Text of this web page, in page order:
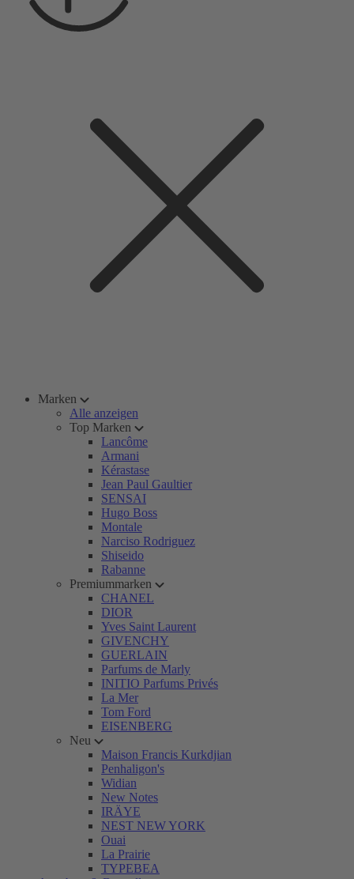
Marken
Alle anzeigen
Top Marken
Lancôme
Armani
Kérastase
Jean Paul Gaultier
SENSAI
Hugo Boss
Montale
Narciso Rodriguez
Shiseido
Rabanne
Premiummarken
CHANEL
DIOR
Yves Saint Laurent
GIVENCHY
GUERLAIN
Parfums de Marly
INITIO Parfums Privés
La Mer
Tom Ford
EISENBERG
Neu
Maison Francis Kurkdjian
Penhaligon's
Widian
New Notes
IRÄYE
NEST NEW YORK
Ouai
La Prairie
TYPEBEA